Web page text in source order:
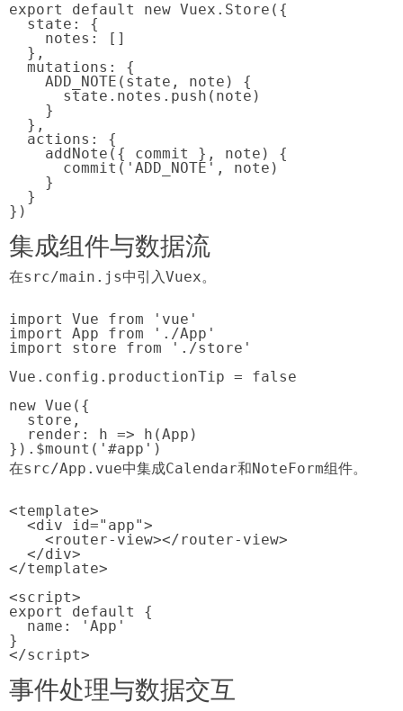
export default new Vuex.Store({
  state: {
    notes: []
  },
  mutations: {
    ADD_NOTE(state, note) {
      state.notes.push(note)
    }
  },
  actions: {
    addNote({ commit }, note) {
      commit('ADD_NOTE', note)
    }
  }
})
集成组件与数据流
在src/main.js中引入Vuex。
import Vue from 'vue'
import App from './App'
import store from './store'
Vue.config.productionTip = false
new Vue({
  store,
  render: h => h(App)
}).$mount('#app')
在src/App.vue中集成Calendar和NoteForm组件。
<template>
  <div id="app">
    <router-view></router-view>
  </div>
</template>
<script>
export default {
  name: 'App'
}
</script>
事件处理与数据交互